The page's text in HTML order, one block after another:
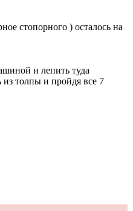
стопорного ) осталось на
и лепить туда
из толпы и пройдя все 7